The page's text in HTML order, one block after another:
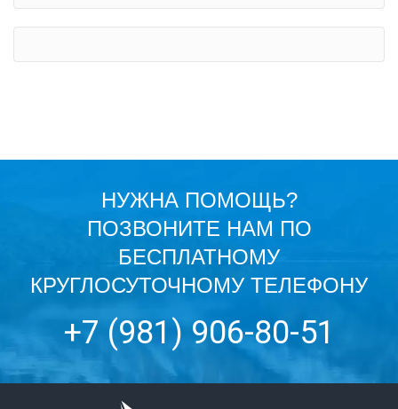
НУЖНА ПОМОЩЬ?
ПОЗВОНИТЕ НАМ ПО
БЕСПЛАТНОМУ
КРУГЛОСУТОЧНОМУ ТЕЛЕФОНУ
+7 (981) 906-80-51